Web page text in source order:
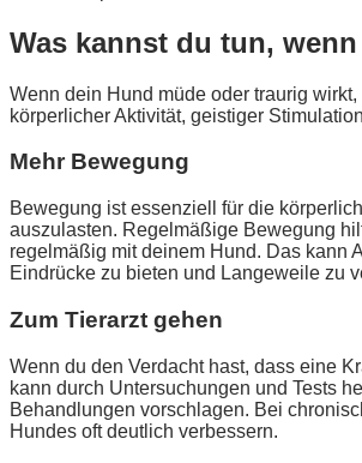
Was kannst du tun,
Wenn dein Hund müde oder traurig
körperlicher Aktivität, geistiger
Mehr Bewegung
Bewegung ist essenziell für die
auszulasten. Regelmäßige Bewegung
regelmäßig mit deinem Hund. Das kann
Eindrücke zu bieten und Langeweile zu
Zum Tierarzt gehen
Wenn du den Verdacht hast, dass eine
kann durch Untersuchungen und Tests
Behandlungen vorschlagen. Bei
Hundes oft deutlich verbessern.